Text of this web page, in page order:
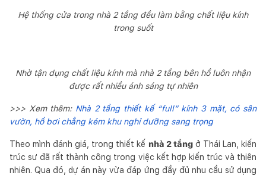
Hệ thống cửa trong nhà 2 tầng đều làm bằng chất liệu kính
trong suốt
Nhờ tận dụng chất liệu kính mà nhà 2 tầng bên hồ luôn nhận
được rất nhiều ánh sáng tự nhiên
>>> Xem thêm: Nhà 2 tầng thiết kế “full” kính 3 mặt, có sân
vườn, hồ bơi chẳng kém khu nghỉ dưỡng sang trọng
Theo mình đánh giá, trong thiết kế nhà 2 tầngở Thái Lan, kiến
trúc sư đã rất thành công trong việc kết hợp kiến trúc và thiên
nhiên. Qua đó, dự án này vừa đáp ứng đầy đủ nhu cầu sử dụng